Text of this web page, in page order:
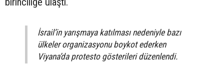
İsrail’in yarışmaya katılması nedeniyle bazı
ülkeler organizasyonu boykot ederken
Viyana’da protesto gösterileri düzenlendi.